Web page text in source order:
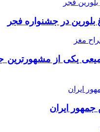
بلورین در جشنواره فجر
یکی از مشهورترین
ایران